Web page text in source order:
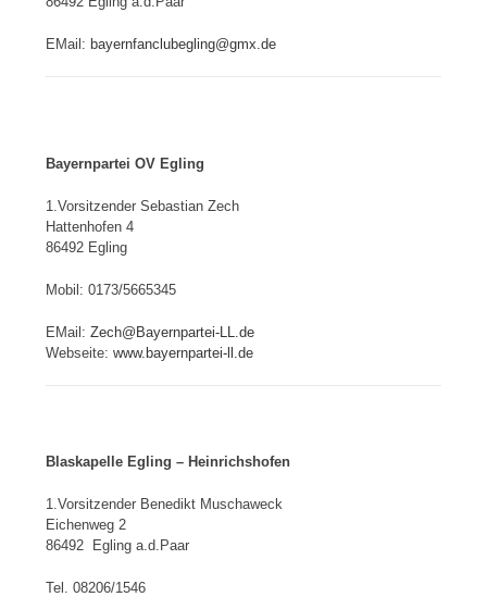
EMail:bayernfanclubegling@gmx.de
Bayernpartei OV Egling
1.Vorsitzender Sebastian Zech
Hattenhofen 4
86492 Egling
Mobil: 0173/5665345
EMail:Zech@Bayernpartei-LL.de
Webseite:www.bayernpartei-ll.de
Blaskapelle Egling – Heinrichshofen
1.Vorsitzender Benedikt Muschaweck
Eichenweg 2
86492 Egling a.d.Paar
Tel. 08206/1546